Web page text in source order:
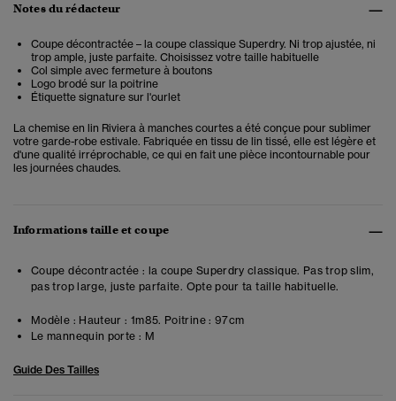
Notes du rédacteur
Coupe décontractée – la coupe classique Superdry. Ni trop ajustée, ni
trop ample, juste parfaite. Choisissez votre taille habituelle
Col simple avec fermeture à boutons
Logo brodé sur la poitrine
Étiquette signature sur l'ourlet
La chemise en lin Riviera à manches courtes a été conçue pour sublimer
votre garde-robe estivale. Fabriquée en tissu de lin tissé, elle est légère et
d'une qualité irréprochable, ce qui en fait une pièce incontournable pour
les journées chaudes.
Informations taille et coupe
Coupe décontractée : la coupe Superdry classique. Pas trop slim,
pas trop large, juste parfaite. Opte pour ta taille habituelle.
Modèle : Hauteur : 1m85. Poitrine : 97cm
Le mannequin porte : M
Guide Des Tailles